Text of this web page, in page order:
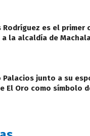
Rodríguez es el primer
la alcaldía de
Palacios junto a su
El Oro como símbolo